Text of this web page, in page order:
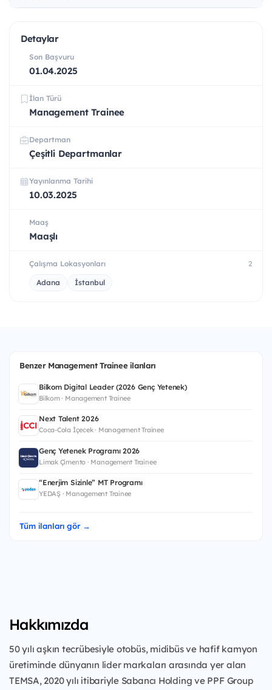
Detaylar
Son Başvuru
01.04.2025
İlan Türü
Management Trainee
Departman
Çeşitli Departmanlar
Yayınlanma Tarihi
10.03.2025
Maaş
Maaşlı
Çalışma Lokasyonları 2
Adana İstanbul
Benzer Management Trainee ilanları
Bilkom Digital Leader (2026 Genç Yetenek)
Bilkom · Management Trainee
Next Talent 2026
Coca-Cola İçecek · Management Trainee
Genç Yetenek Programı 2026
Limak Çimento · Management Trainee
“Enerjim Sizinle” MT Programı
YEDAŞ · Management Trainee
Tüm ilanları gör →
Hakkımızda
50 yılı aşkın tecrübesiyle otobüs, midibüs ve hafif kamyon
üretiminde dünyanın lider markaları arasında yer alan
TEMSA, 2020 yılı itibariyle Sabancı Holding ve PPF Group